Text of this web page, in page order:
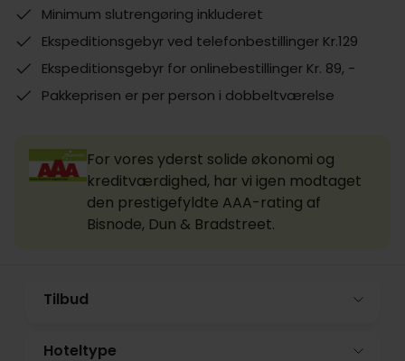
Minimum slutrengøring inkluderet
Ekspeditionsgebyr ved telefonbestillinger Kr.129
Ekspeditionsgebyr for onlinebestillinger Kr. 89, -
Pakkeprisen er per person i dobbeltværelse
For vores yderst solide økonomi og
kreditværdighed, har vi igen modtaget
den prestigefyldte AAA-rating af
Bisnode, Dun & Bradstreet.
Tilbud
Hoteltype